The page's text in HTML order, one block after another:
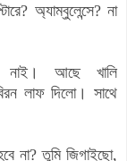
অ্যাম্বুলেন্সে? না
নাই। আছে খালি
লাফ দিলো। সাথে
না? তুমি জিগাইছো,